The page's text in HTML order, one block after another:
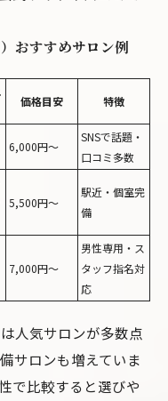
おすすめサロン例
価格目安 特徴
6,000円～
SNSで話題・
口コミ多数
5,500円～
駅近・個室完
備
7,000円～
男性専用・ス
タッフ指名対
応
人気サロンが多数点
サロンも増えていま
で比較すると選びや